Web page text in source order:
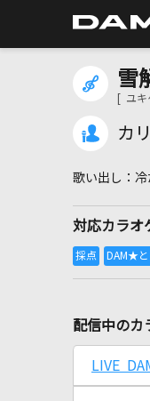
雪
[ ユキ
カ
対応カラオ
配信中のカ
LIVE